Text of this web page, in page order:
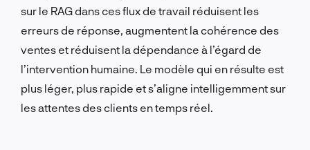
sur le RAG dans ces flux de travail réduisent les
erreurs de réponse, augmentent la cohérence des
ventes et réduisent la dépendance à l’égard de
l’intervention humaine. Le modèle qui en résulte est
plus léger, plus rapide et s’aligne intelligemment sur
les attentes des clients en temps réel.